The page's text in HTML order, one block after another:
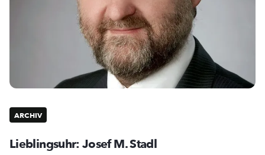
ARCHIV
Lieblingsuhr: Josef M. Stadl